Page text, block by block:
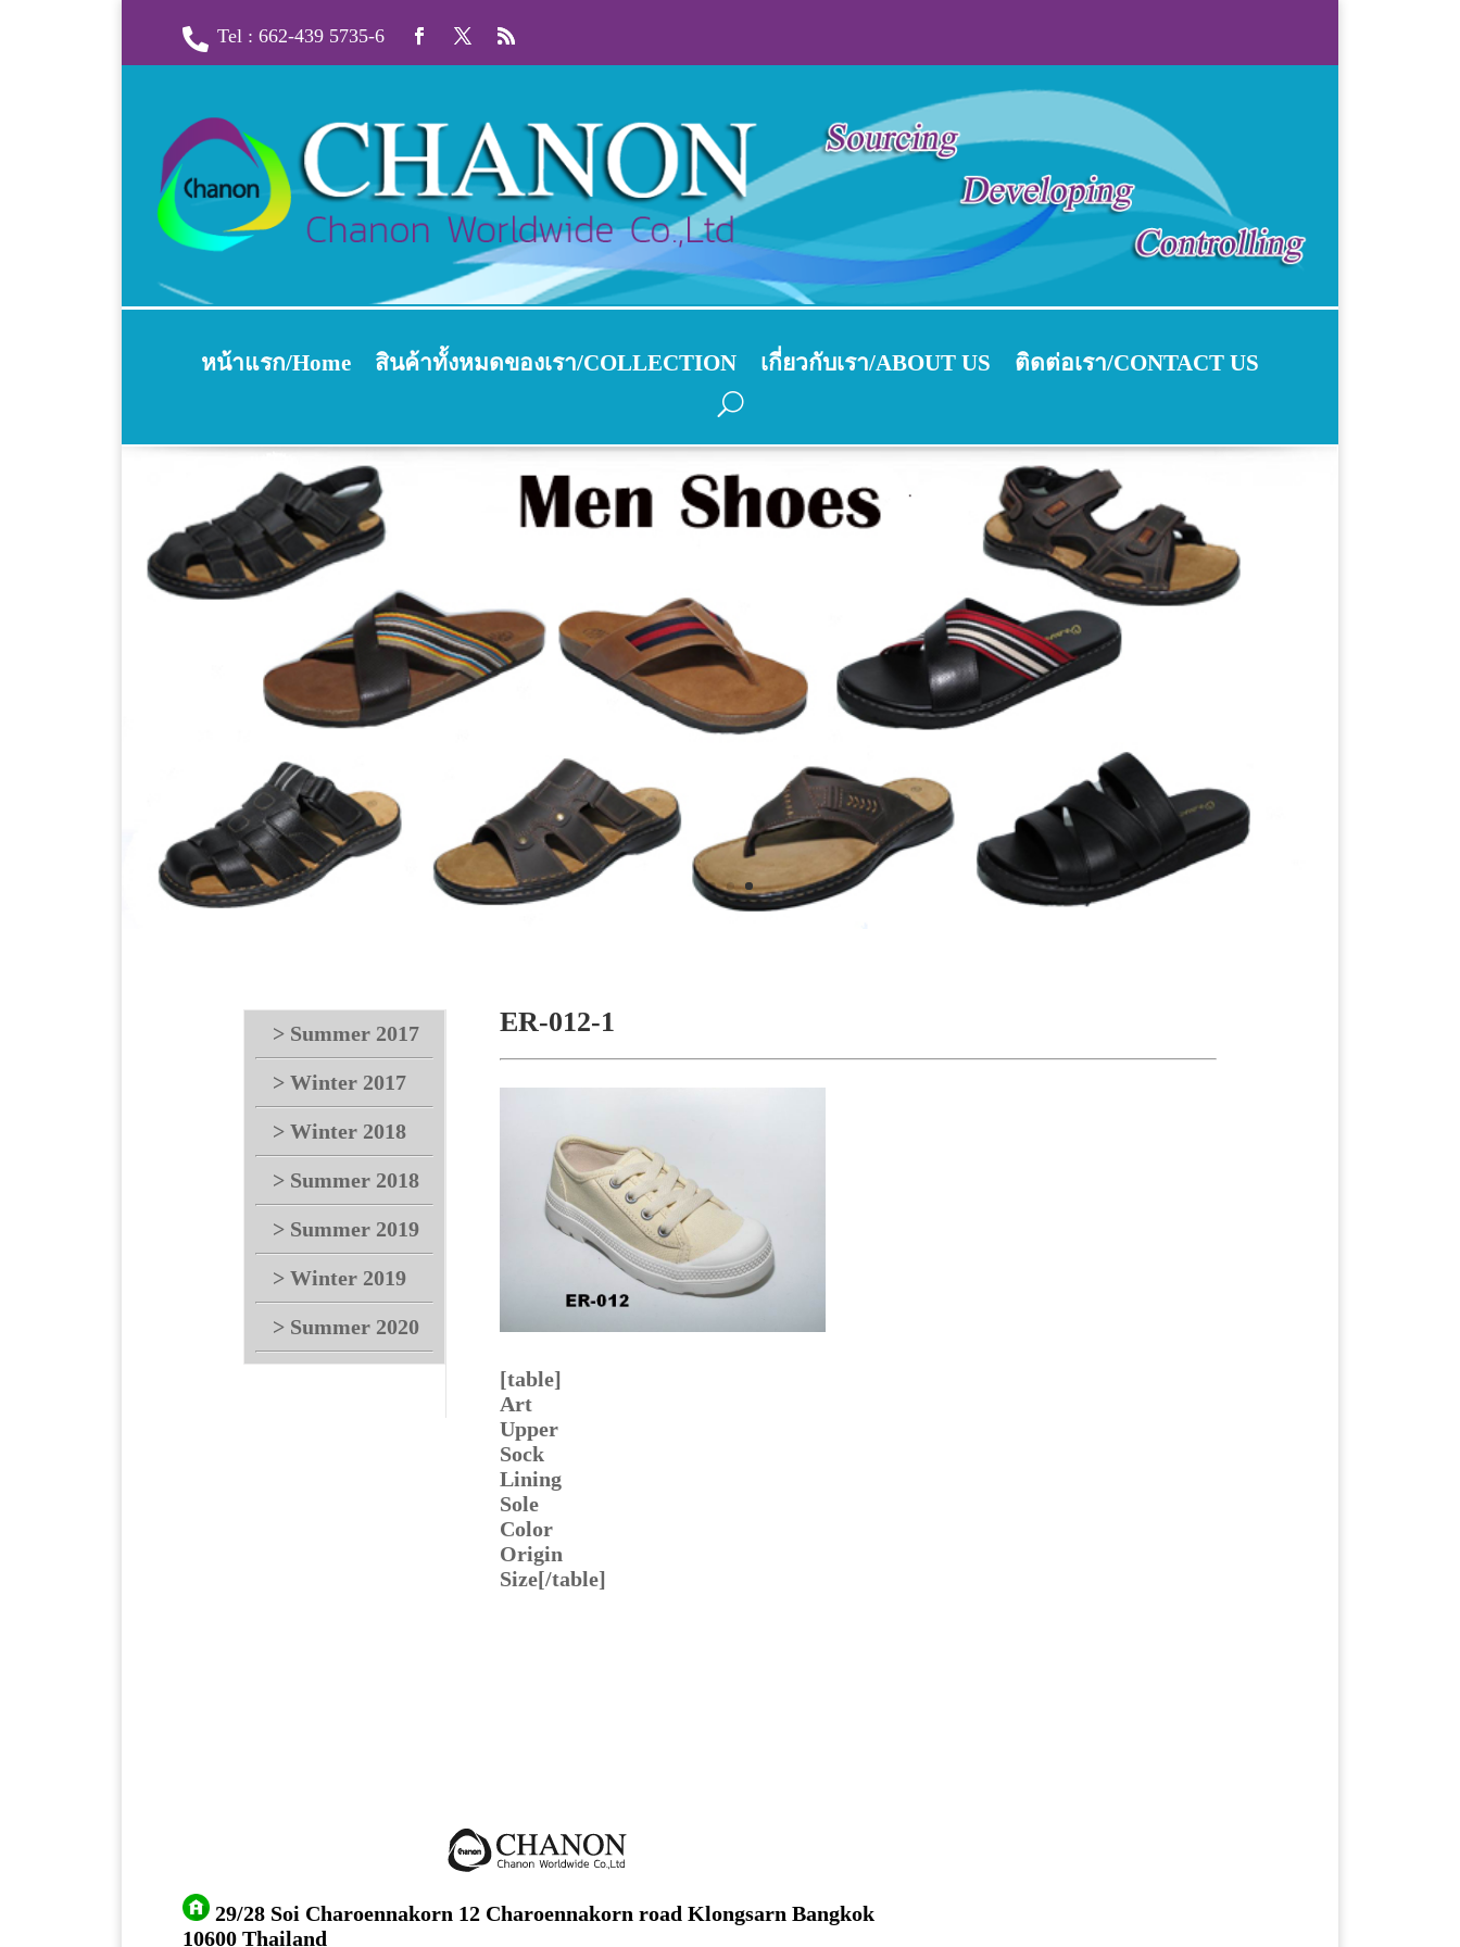
 Tel : 662-439 5735-6
หน้าแรก/Home สินค้าทั้งหมดของเรา/COLLECTION เกี่ยวกับเรา/ABOUT US ติดต่อเรา/CONTACT US
> Summer 2017
> Winter 2017
> Winter 2018
> Summer 2018
> Summer 2019
> Winter 2019
> Summer 2020
ER-012-1
[table]
Art
Upper
Sock
Lining
Sole
Color
Origin
Size[/table]
29/28 Soi Charoennakorn 12 Charoennakorn road Klongsarn Bangkok
10600 Thailand